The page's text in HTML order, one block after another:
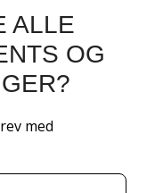
ALLE
OG
med